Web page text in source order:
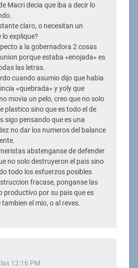
Macri decia que iba a decir lo
claro, o necesitan un
lo explique?
a la gobernadora 2 cosas
porque estaba «enojada» es
las letras.
cuando asumio dijo que habia
«quebrada» y yoly que
movia un pelo, creo que no solo
plastico sino que es todo el de
sigo pensando que es una
no dar los numeros del balance
abstenganse de defender
no solo destruyeron el pais sino
todo los esfuerzos posibles
fracase, ponganse las
productivo por su pais que es
el mio, o al reves.
12:16 PM